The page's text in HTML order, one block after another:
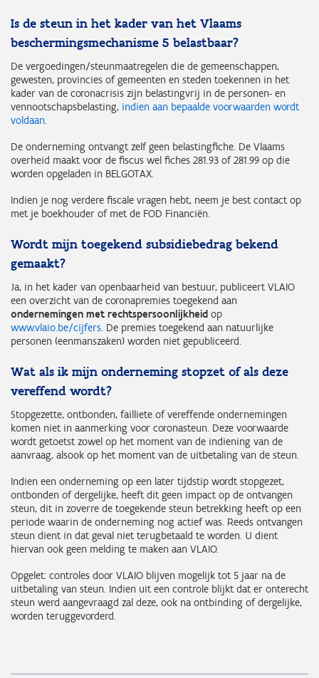
Is de steun in het kader van het Vlaams
beschermingsmechanisme 5 belastbaar?
De vergoedingen/steunmaatregelen die de gemeenschappen,
gewesten, provincies of gemeenten en steden toekennen in het
kader van de coronacrisis zijn belastingvrij in de personen- en
vennootschapsbelasting, indien aan bepaalde voorwaarden wordt
voldaan.
De onderneming ontvangt zelf geen belastingfiche. De Vlaams
overheid maakt voor de fiscus wel fiches 281.93 of 281.99 op die
worden opgeladen in BELGOTAX.
Indien je nog verdere fiscale vragen hebt, neem je best contact op
met je boekhouder of met de FOD Financiën.
Wordt mijn toegekend subsidiebedrag bekend
gemaakt?
Ja, in het kader van openbaarheid van bestuur, publiceert VLAIO
een overzicht van de coronapremies toegekend aan
ondernemingen met rechtspersoonlijkheid op
www.vlaio.be/cijfers. De premies toegekend aan natuurlijke
personen (eenmanszaken) worden niet gepubliceerd.
Wat als ik mijn onderneming stopzet of als deze
vereffend wordt?
Stopgezette, ontbonden, failliete of vereffende ondernemingen
komen niet in aanmerking voor coronasteun. Deze voorwaarde
wordt getoetst zowel op het moment van de indiening van de
aanvraag, alsook op het moment van de uitbetaling van de steun.
Indien een onderneming op een later tijdstip wordt stopgezet,
ontbonden of dergelijke, heeft dit geen impact op de ontvangen
steun, dit in zoverre de toegekende steun betrekking heeft op een
periode waarin de onderneming nog actief was. Reeds ontvangen
steun dient in dat geval niet terugbetaald te worden. U dient
hiervan ook geen melding te maken aan VLAIO.
Opgelet: controles door VLAIO blijven mogelijk tot 5 jaar na de
uitbetaling van steun. Indien uit een controle blijkt dat er onterecht
steun werd aangevraagd zal deze, ook na ontbinding of dergelijke,
worden teruggevorderd.